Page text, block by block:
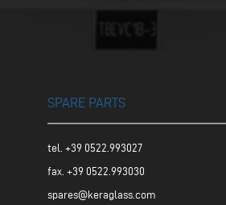
SPARE PARTS
tel.+39 0522.993027
fax. +39 0522.993030
spares@keraglass.com